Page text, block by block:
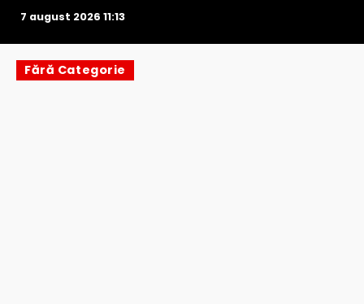
7 august 2026 11:13
Fără Categorie